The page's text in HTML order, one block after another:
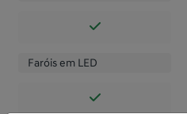
Faróis em LED